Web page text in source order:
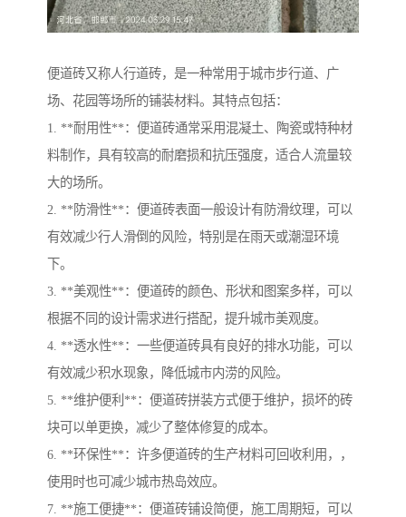
便道砖又称人行道砖，是一种常用于城市步行道、广
场、花园等场所的铺装材料。其特点包括：
1. **耐用性**：便道砖通常采用混凝土、陶瓷或特种材
料制作，具有较高的耐磨损和抗压强度，适合人流量较
大的场所。
2. **防滑性**：便道砖表面一般设计有防滑纹理，可以
有效减少行人滑倒的风险，特别是在雨天或潮湿环境
下。
3. **美观性**：便道砖的颜色、形状和图案多样，可以
根据不同的设计需求进行搭配，提升城市美观度。
4. **透水性**：一些便道砖具有良好的排水功能，可以
有效减少积水现象，降低城市内涝的风险。
5. **维护便利**：便道砖拼装方式便于维护，损坏的砖
块可以单更换，减少了整体修复的成本。
6. **环保性**：许多便道砖的生产材料可回收利用，，
使用时也可减少城市热岛效应。
7. **施工便捷**：便道砖铺设简便，施工周期短，可以